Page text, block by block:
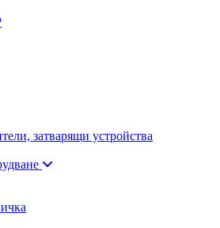
затварящи устройства